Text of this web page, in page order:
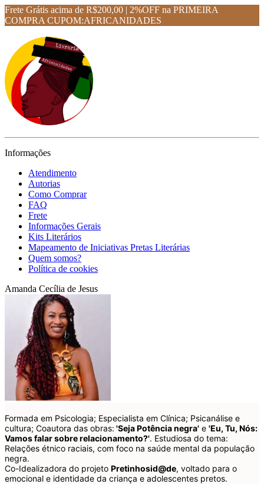
Frete Grátis acima de R$200,00 | 2%OFF na PRIMEIRA
COMPRA CUPOM:AFRICANIDADES
Informações
Atendimento
Autorias
Como Comprar
FAQ
Frete
Informações Gerais
Kits Literários
Mapeamento de Iniciativas Pretas Literárias
Quem somos?
Política de cookies
Amanda Cecília de Jesus
Formada em Psicologia; Especialista em Clínica; Psicanálise e
cultura; Coautora das obras: 'Seja Potência negra' e 'Eu, Tu, Nós:
Vamos falar sobre relacionamento?'. Estudiosa do tema:
Relações étnico raciais, com foco na saúde mental da população
negra.
Co-Idealizadora do projeto Pretinhosid@de, voltado para o
emocional e identidade da criança e adolescentes pretos.